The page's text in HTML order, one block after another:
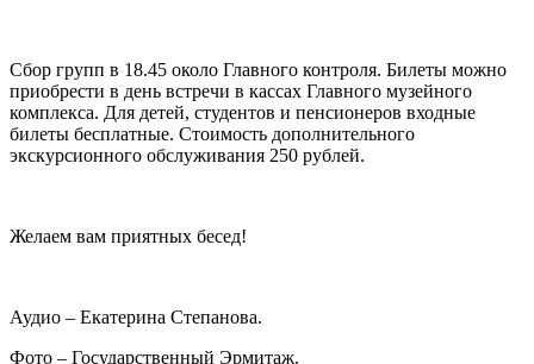
Сбор групп в 18.45 около Главного контроля. Билеты можно
приобрести в день встречи в кассах Главного музейного
комплекса. Для детей, студентов и пенсионеров входные
билеты бесплатные. Стоимость дополнительного
экскурсионного обслуживания 250 рублей.
Желаем вам приятных бесед!
Аудио – Екатерина Степанова.
Фото – Государственный Эрмитаж.